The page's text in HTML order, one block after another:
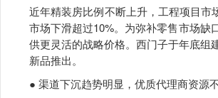
近年精装房比例不断上升，工程项目
市场下滑超过10%。为弥补零售市场缺
供更灵活的战略价格。西门子于年底组
新品推出。
● 渠道下沉趋势明显，优质代理商资源